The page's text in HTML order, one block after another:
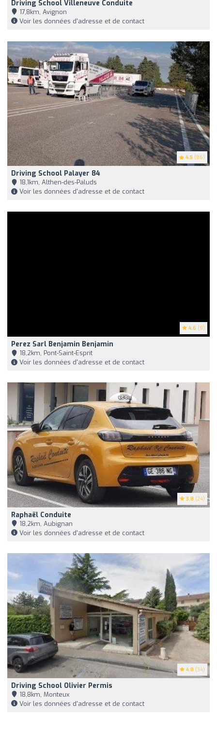
Driving School Villeneuve Conduite
17,8km, Avignon
Voir les données d'adresse et de contact
4.5 (86)
Driving School Palayer 84
18,1km, Althen-des-Paluds
Voir les données d'adresse et de contact
4.6 (9)
Perez Sarl Benjamin Benjamin
18,2km, Pont-Saint-Esprit
Voir les données d'adresse et de contact
3.8 (24)
Raphaël Conduite
18,2km, Aubignan
Voir les données d'adresse et de contact
4.8 (34)
Driving School Olivier Permis
18,8km, Monteux
Voir les données d'adresse et de contact